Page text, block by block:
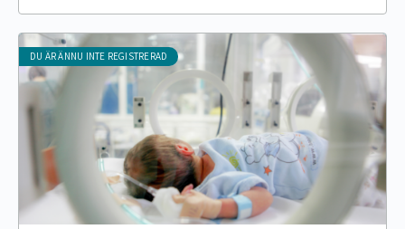
DU ÄR ÄNNU INTE REGISTRERAD